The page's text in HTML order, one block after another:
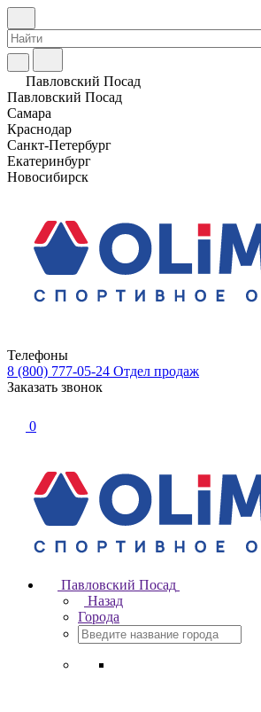
Павловский Посад
Павловский Посад
Самара
Краснодар
Санкт-Петербург
Екатеринбург
Новосибирск
Телефоны
8 (800) 777-05-24 Отдел продаж
Заказать звонок
0
Павловский Посад
Назад
Города